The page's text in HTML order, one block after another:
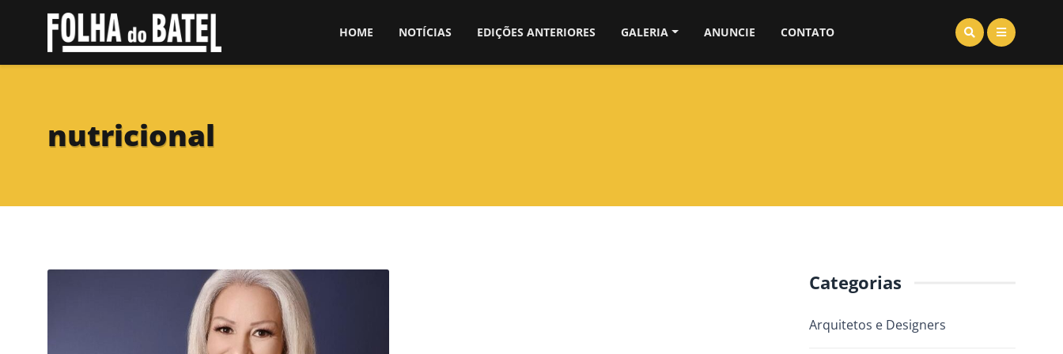
HOME NOTÍCIAS EDIÇÕES ANTERIORES GALERIA ANUNCIE CONTATO
nutricional
Categorias
Arquitetos e Designers